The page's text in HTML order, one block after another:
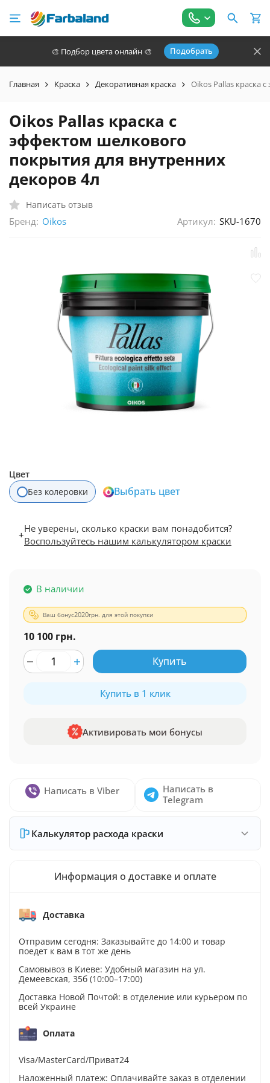
🎨 Подбор цвета онлайн 🎨 Подобрать
Главная Краска Декоративная краска Oikos Pallas краска
Oikos Pallas краска с
эффектом шелкового
покрытия для внутренних
декоров 4л
Написать отзыв
Бренд: Oikos Артикул: SKU-1670
Цвет
Без колеровки
Выбрать цвет
+Не уверены, сколько краски вам понадобится?
Воспользуйтесь нашим калькулятором краски
В наличии
Ваш бонус2020грн. для этой покупки
10 100 грн.
Купить
Купить в 1 клик
Активировать мои бонусы
Написать в Viber
Написать в
Telegram
Калькулятор расхода краски
Информация о доставке и оплате
Доставка
Отправим сегодня: Заказывайте до 14:00 и товар
поедет к вам в тот же день
Самовывоз в Киеве: Удобный магазин на ул.
Демеевская, 35б (10:00–17:00)
Доставка Новой Почтой: в отделение или курьером по
всей Украине
Оплата
Visa/MasterCard/Приват24
Наложенный платеж: Оплачивайте заказ в отделении